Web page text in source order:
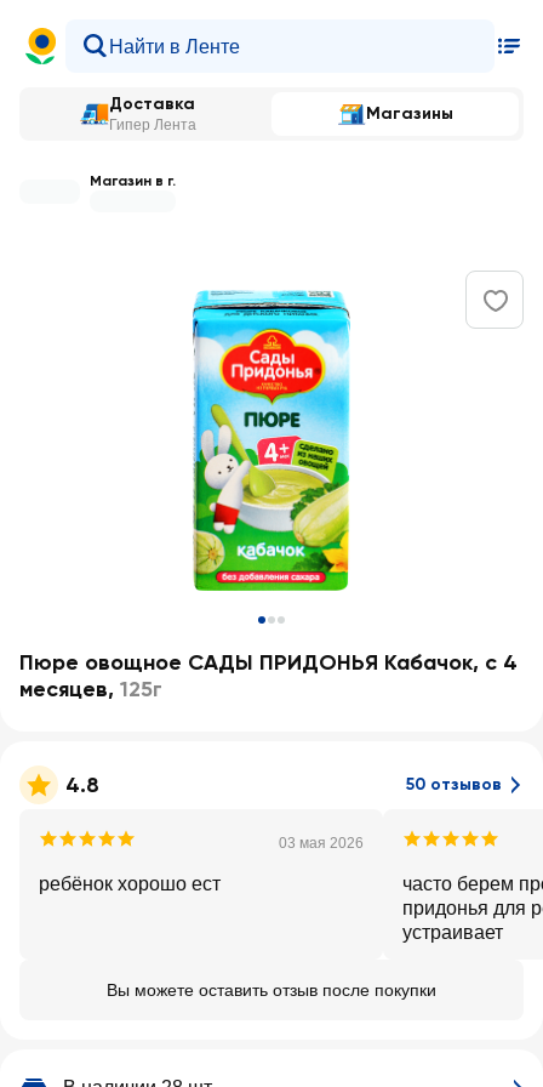
Доставка
Гипер Лента
Магазины
Магазин в г.
Пюре овощное САДЫ ПРИДОНЬЯ Кабачок, с 4
месяцев, 125г
4.8 50 отзывов
03 мая 2026
ребёнок хорошо ест
часто берем
придонья для
устраивает
Вы можете оставить отзыв после покупки